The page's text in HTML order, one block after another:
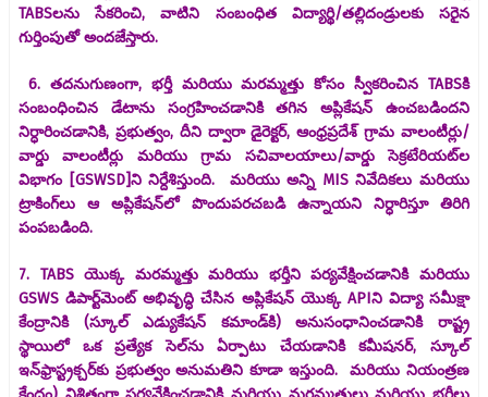
TABSలను సేకరించి, వాటిని సంబంధిత విద్యార్థి/తల్లిదండ్రులకు సరైన
గుర్తింపుతో అందజేస్తారు.
6. తదనుగుణంగా, భర్తీ మరియు మరమ్మత్తు కోసం స్వీకరించిన TABSకి
సంబంధించిన డేటాను సంగ్రహించడానికి తగిన అప్లికేషన్ ఉంచబడిందని
నిర్ధారించడానికి, ప్రభుత్వం, దీని ద్వారా డైరెక్టర్, ఆంధ్రప్రదేశ్ గ్రామ వాలంటీర్లు/
వార్డు వాలంటీర్లు మరియు గ్రామ సచివాలయాలు/వార్డు సెక్రటేరియట్‌ల
విభాగం [GSWSD]ని నిర్దేశిస్తుంది. మరియు అన్ని MIS నివేదికలు మరియు
ట్రాకింగ్‌లు ఆ అప్లికేషన్‌లో పొందుపరచబడి ఉన్నాయని నిర్ధారిస్తూ తిరిగి
పంపబడింది.
7. TABS యొక్క మరమ్మత్తు మరియు భర్తీని పర్యవేక్షించడానికి మరియు
GSWS డిపార్ట్‌మెంట్ అభివృద్ధి చేసిన అప్లికేషన్ యొక్క APIని విద్యా సమీక్షా
కేంద్రానికి (స్కూల్ ఎడ్యుకేషన్ కమాండ్‌కి) అనుసంధానించడానికి రాష్ట్ర
స్థాయిలో ఒక ప్రత్యేక సెల్‌ను ఏర్పాటు చేయడానికి కమీషనర్, స్కూల్
ఇన్‌ఫ్రాస్ట్రక్చర్‌కు ప్రభుత్వం అనుమతిని కూడా ఇస్తుంది. మరియు నియంత్రణ